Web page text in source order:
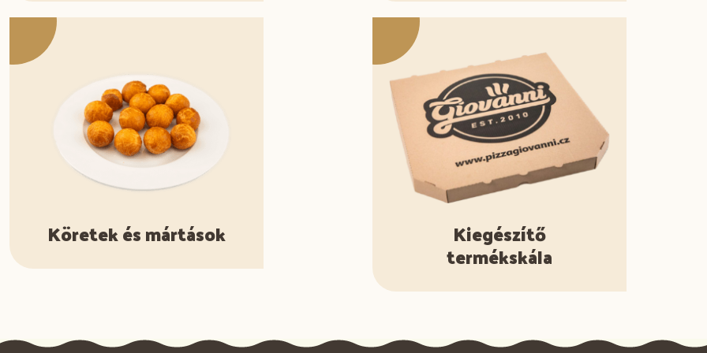
Köretek és mártások Kiegészítő
termékskála